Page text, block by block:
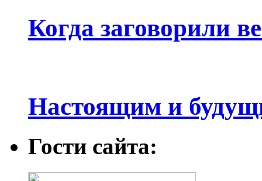
Когда заговорили
Настоящим и
Гости сайта: